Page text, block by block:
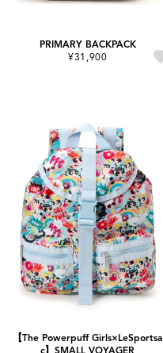
PRIMARY BACKPACK
¥31,900
【The Powerpuff Girls×LeSportsa
c】SMALL VOYAGER